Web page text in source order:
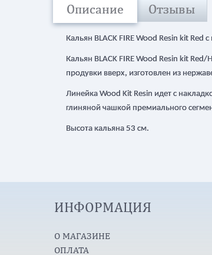
Описание Отзывы
Кальян BLACK FIRE Wood Resin kit
Кальян BLACK FIRE Wood Resin kit
продувки вверх, изготовлен из
Линейка Wood Kit Resin идет с
глиняной чашкой премиального
Высота кальяна 53 см.
ИНФОРМАЦИЯ
О МАГАЗИНЕ
ОПЛАТА